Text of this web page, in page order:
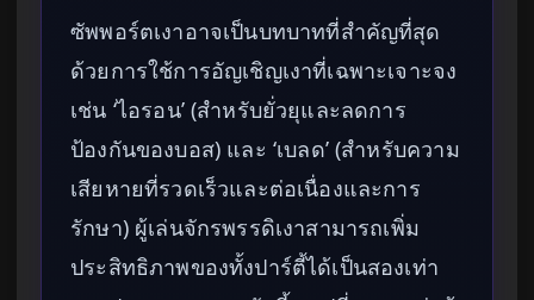
ซัพพอร์ตเงาอาจเป็นบทบาทที่สำคัญที่สุด
ด้วยการใช้การอัญเชิญเงาที่เฉพาะเจาะจง
เช่น ‘ไอรอน’ (สำหรับยั่วยุและลดการ
ป้องกันของบอส) และ ‘เบลด’ (สำหรับความ
เสียหายที่รวดเร็วและต่อเนื่องและการ
รักษา) ผู้เล่นจักรพรรดิเงาสามารถเพิ่ม
ประสิทธิภาพของทั้งปาร์ตี้ได้เป็นสองเท่า